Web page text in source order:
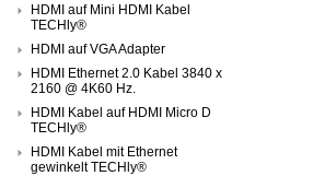
HDMI auf Mini HDMI Kabel
TECHly®
HDMI auf VGA Adapter
HDMI Ethernet 2.0 Kabel 3840 x
2160 @ 4K60 Hz.
HDMI Kabel auf HDMI Micro D
TECHly®
HDMI Kabel mit Ethernet
gewinkelt TECHly®